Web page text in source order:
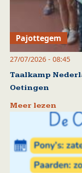
Pajottegem
27/07/2026 - 08:45
Taalkamp
Oetingen
Meer lezen